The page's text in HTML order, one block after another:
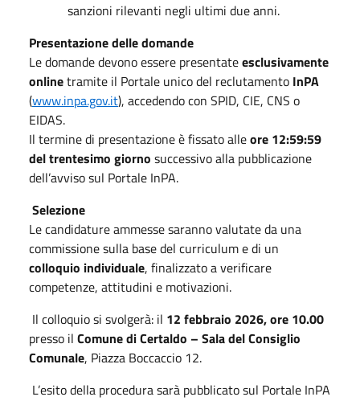
sanzioni rilevanti negli ultimi due anni.
Presentazione delle domande
Le domande devono essere presentateesclusivamente
onlinetramite il Portale unico del reclutamento InPA
(www.inpa.gov.it), accedendo con SPID, CIE, CNS o
EIDAS.
Il termine di presentazione è fissato alleore 12:59:59
del trentesimo giorno successivo alla pubblicazione
dell’avviso sul Portale InPA.
Selezione
Le candidature ammesse saranno valutate da una
commissione sulla base del curriculum e di un
colloquio individuale, finalizzato a verificare
competenze, attitudini e motivazioni.
Il colloquio si svolgerà: il 12 febbraio 2026, ore 10.00
presso il Comune di Certaldo – Sala del Consiglio
Comunale, Piazza Boccaccio 12.
L’esito della procedura sarà pubblicato sul Portale InPA